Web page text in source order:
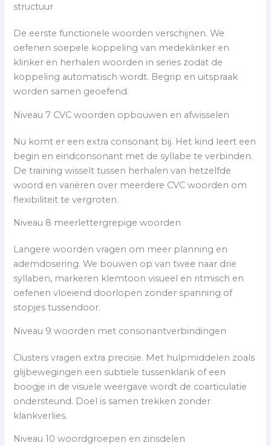
structuur
De eerste functionele woorden verschijnen. We
oefenen soepele koppeling van medeklinker en
klinker en herhalen woorden in series zodat de
koppeling automatisch wordt. Begrip en uitspraak
worden samen geoefend.
Niveau 7 CVC woorden opbouwen en afwisselen
Nu komt er een extra consonant bij. Het kind leert een
begin en eindconsonant met de syllabe te verbinden.
De training wisselt tussen herhalen van hetzelfde
woord en variëren over meerdere CVC woorden om
flexibiliteit te vergroten.
Niveau 8 meerlettergrepige woorden
Langere woorden vragen om meer planning en
ademdosering. We bouwen op van twee naar drie
syllaben, markeren klemtoon visueel en ritmisch en
oefenen vloeiend doorlopen zonder spanning of
stopjes tussendoor.
Niveau 9 woorden met consonantverbindingen
Clusters vragen extra precisie. Met hulpmiddelen zoals
glijbewegingen een subtiele tussenklank of een
boogje in de visuele weergave wordt de coarticulatie
ondersteund. Doel is samen trekken zonder
klankverlies.
Niveau 10 woordgroepen en zinsdelen